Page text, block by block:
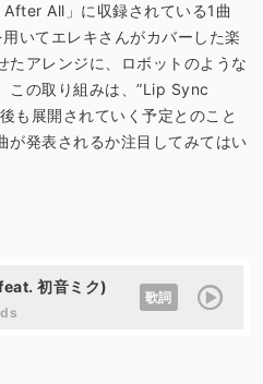
All」に収録されている1曲
いてエレキさんがカバーした楽
たアレンジに、ロボットのような
この取り組みは、”Lip Sync
も展開されていく予定とのこと
が発表されるか注目してみてはい
初音ミク)
歌詞